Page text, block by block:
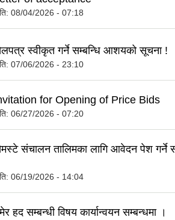
08/04/2026 - 07:18
स्वीकृत गर्ने सम्बन्धि आशयको सूचना !
07/06/2026 - 23:10
for Opening of Price Bids
06/27/2026 - 07:20
संचालन तालिमका लागि आवेदन पेश गर्ने
06/19/2026 - 14:04
हद सम्बन्धी विषय कार्यान्वयन सम्बन्धमा ।